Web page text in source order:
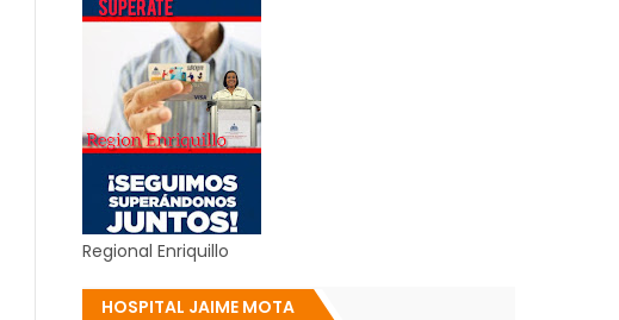
Regional Enriquillo
HOSPITAL JAIME MOTA